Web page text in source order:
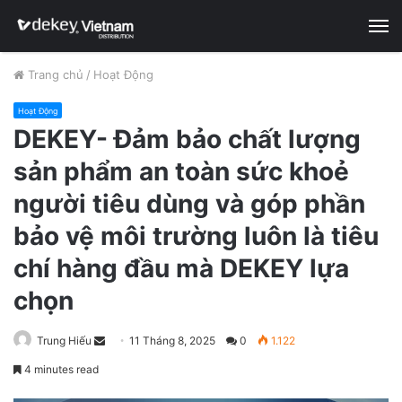
Trang chủ / Hoạt Động
Hoạt Động
DEKEY- Đảm bảo chất lượng
sản phẩm an toàn sức khoẻ
người tiêu dùng và góp phần
bảo vệ môi trường luôn là tiêu
chí hàng đầu mà DEKEY lựa
chọn
Trung Hiếu 11 Tháng 8, 2025 0 1.122
4 minutes read